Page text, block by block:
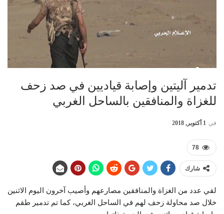
تدمير آليتين وإصابة قياديين في صد زحف
للغزاة والمنافقين بالساحل الغربي
في 1 أكتوبر, 2018
78
شارك
لقي عدد من الغزاة والمنافقين مصارعهم وأصيب آخرون اليوم الاثنين
خلال صد محاولة زحف لهم في الساحل الغربي، كما تم تدمير طقم